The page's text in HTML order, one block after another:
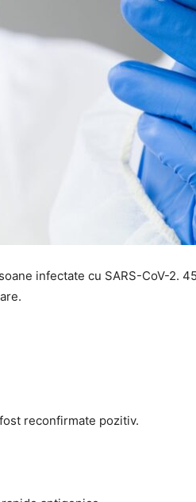
infectate cu SARS-CoV-2.
reconfirmate pozitiv.